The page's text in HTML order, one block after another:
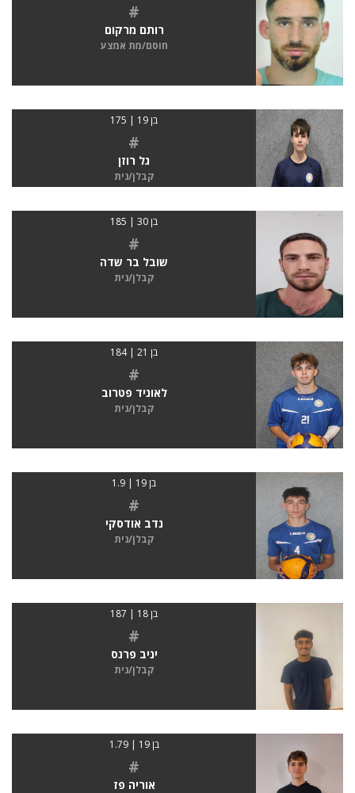
#
רותם מרקום
חוסם/מת אמצע
בן 19 | 175
#
גל רוזן
קבלן/נית
בן 30 | 185
#
שובל בר שדה
קבלן/נית
בן 21 | 184
#
לאוניד פטרוב
קבלן/נית
בן 19 | 1.9
#
נדב אודסקי
קבלן/נית
בן 18 | 187
#
יניב פרנס
קבלן/נית
בן 19 | 1.79
#
אוריה פז